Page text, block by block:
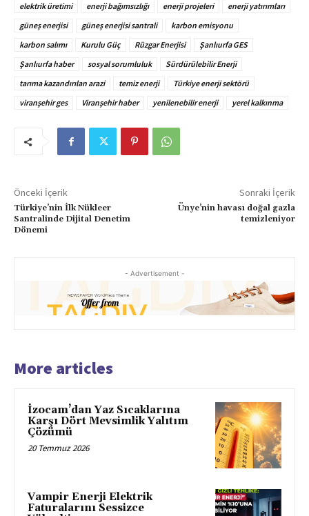
elektrik üretimi
enerji bağımsızlığı enerji projeleri
enerji yatırımları
güneş enerjisi
güneş enerjisi santrali
karbon emisyonu
karbon salımı
Kurulu Güç Rüzgar Enerjisi
Şanlıurfa GES
Şanlıurfa haber
sosyal sorumluluk
Sürdürülebilir Enerji
tarıma kazandırılan arazi
temiz enerji
Türkiye enerji sektörü
viranşehir ges
Viranşehir haber yenilenebilir enerji yerel kalkınma
Önceki İçerik
Türkiye’nin İlk Nükleer
Santralinde Dijital Denetim
Dönemi
Sonraki İçerik
Ünye’nin havası doğal gazla
temizleniyor
- Advertisement -
More articles
İzocam’dan Yaz Sıcaklarına
Karşı Dört Mevsimlik Yalıtım
Çözümü
20 Temmuz 2026
Vampir Enerji Elektrik
Faturalarını Sessizce